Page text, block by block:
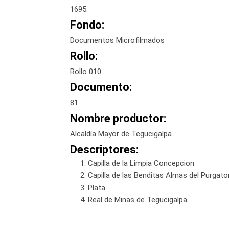
1695.
Fondo:
Documentos Microfilmados
Rollo:
Rollo 010
Documento:
81
Nombre productor:
Alcaldía Mayor de Tegucigalpa.
Descriptores:
Capilla de la Limpia Concepcion
Capilla de las Benditas Almas del
Plata
Real de Minas de Tegucigalpa.